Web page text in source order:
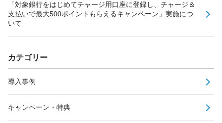
「対象銀行をはじめてチャージ用口座に登録し、チャージ＆
支払いで最大500ポイントもらえるキャンペーン」実施につ
いて
カテゴリー
導入事例
キャンペーン・特典